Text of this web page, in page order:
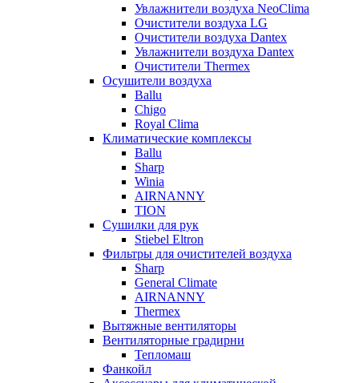
Увлажнители воздуха NeoClima
Очистители воздуха LG
Очистители воздуха Dantex
Увлажнители воздуха Dantex
Очистители Thermex
Осушители воздуха
Ballu
Chigo
Royal Clima
Климатические комплексы
Ballu
Sharp
Winia
AIRNANNY
TION
Сушилки для рук
Stiebel Eltron
Фильтры для очистителей воздуха
Sharp
General Climate
AIRNANNY
Thermex
Вытяжные вентиляторы
Вентиляторные градирни
Тепломаш
Фанкойл